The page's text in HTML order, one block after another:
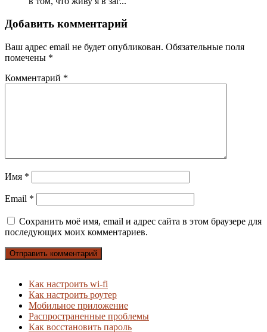
Добавить комментарий
Ваш адрес email не будет опубликован. Обязательные поля
помечены *
Комментарий *
Имя *
Email *
Сохранить моё имя, email и адрес сайта в этом браузере для
последующих моих комментариев.
Как настроить wi-fi
Как настроить роутер
Мобильное приложение
Распространенные проблемы
Как восстановить пароль